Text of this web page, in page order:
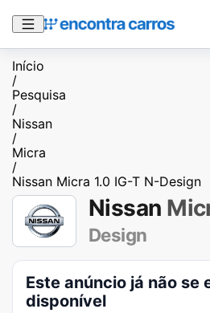
Início
/
Pesquisa
/
Nissan
/
Micra
/
Nissan Micra 1.0 IG-T N-Design
Nissan
Design
Este anúncio já não se
disponível